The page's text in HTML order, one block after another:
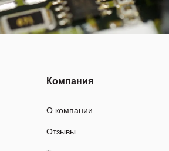
Компания
О компании
Отзывы